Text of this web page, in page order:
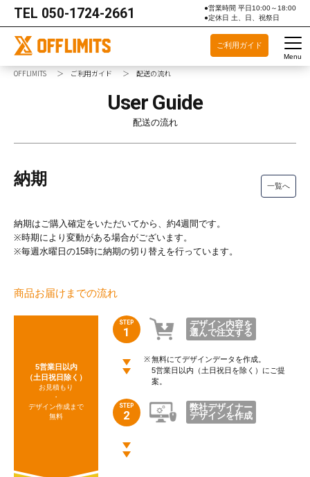
TEL 050-1724-2661
●営業時間 平日10:00～18:00
●定休日 土、日、祝祭日
ご利用ガイド
Menu
OFFLIMITS ご利用ガイド 配送の流れ
User Guide
配送の流れ
納期 一覧へ
納期はご購入確定をいただいてから、約4週間です。
※時期により変動がある場合がございます。
※毎週水曜日の15時に納期の切り替えを行っています。
商品お届けまでの流れ
STEP
1
デザイン内容を
選んで注文する
無料にてデザインデータを作成。
5営業日以内（土日祝日を除く）にご提
案。
STEP
2
弊社デザイナー
デザインを作成
5営業日以内
（土日祝日除く）
お見積もり
・
デザイン作成まで
無料